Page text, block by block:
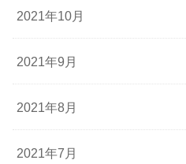
2021年10月
2021年9月
2021年8月
2021年7月